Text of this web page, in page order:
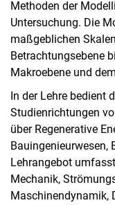
Methoden der
Untersuchung. Die
maßgeblichen
Betrachtungsebene
Makroebene und
In der Lehre
Studienrichtungen
über Regenerative
Bauingenieurwesen,
Lehrangebot
Mechanik,
Maschinendynamik,